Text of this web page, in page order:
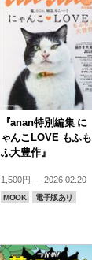
『anan特別編集 に
ゃんこLOVE もふも
ふ大豊作』
1,500円 — 2026.02.20
MOOK 電子版あり